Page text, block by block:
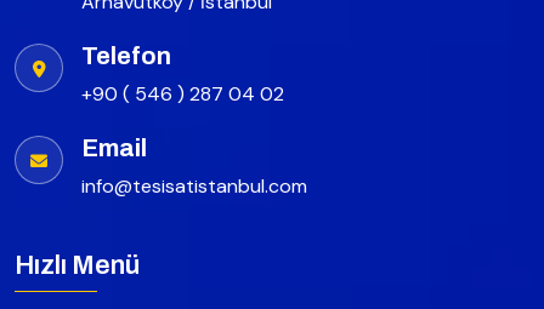
Telefon
+90 ( 546 ) 287 04 02
Email
info@tesisatistanbul.com
Hızlı Menü